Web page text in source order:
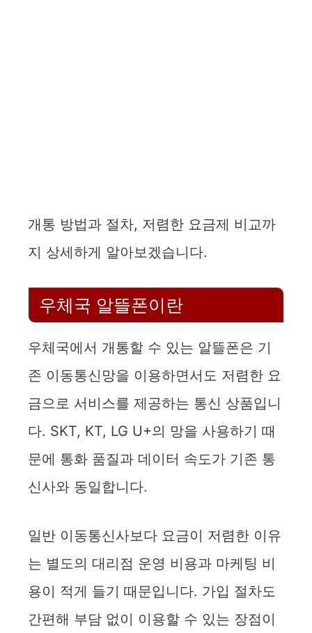
개통 방법과 절차, 저렴한 요금제 비교까
지 상세하게 알아보겠습니다.
우체국 알뜰폰이란
우체국에서 개통할 수 있는 알뜰폰은 기
존 이동통신망을 이용하면서도 저렴한 요
금으로 서비스를 제공하는 통신 상품입니
다. SKT, KT, LG U+의 망을 사용하기 때
문에 통화 품질과 데이터 속도가 기존 통
신사와 동일합니다.
일반 이동통신사보다 요금이 저렴한 이유
는 별도의 대리점 운영 비용과 마케팅 비
용이 적게 들기 때문입니다. 가입 절차도
간편해 부담 없이 이용할 수 있는 장점이